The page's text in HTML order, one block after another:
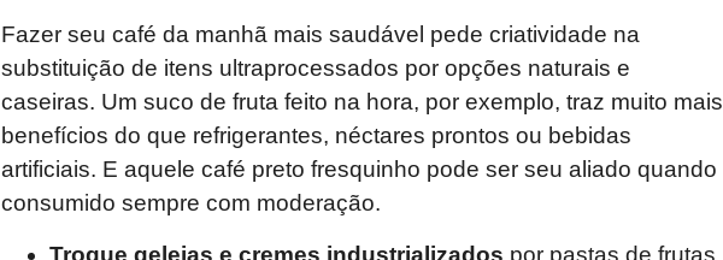
Fazer seu café da manhã mais saudável pede criatividade na
substituição de itens ultraprocessados por opções naturais e
caseiras. Um suco de fruta feito na hora, por exemplo, traz muito mais
benefícios do que refrigerantes, néctares prontos ou bebidas
artificiais. E aquele café preto fresquinho pode ser seu aliado quando
consumido sempre com moderação.
Troque geleias e cremes industrializados por pastas de frutas